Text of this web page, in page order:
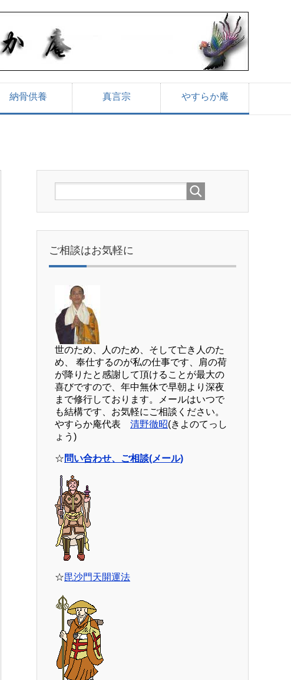
納骨供養 真言宗 やすらか庵
ご相談はお気軽に
世のため、人のため、そして亡き人のた
め、 奉仕するのが私の仕事です、肩の荷
が降りたと感謝して頂けることが最大の
喜びですので、年中無休で早朝より深夜
まで修行しております。メールはいつで
も結構です、お気軽にご相談ください。
やすらか庵代表 清野徹昭(きよのてっし
ょう)
☆問い合わせ、ご相談(メール)
☆毘沙門天開運法